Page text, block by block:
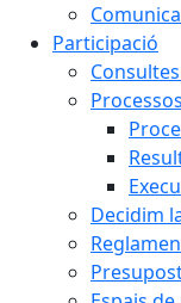
Participació
Decidim